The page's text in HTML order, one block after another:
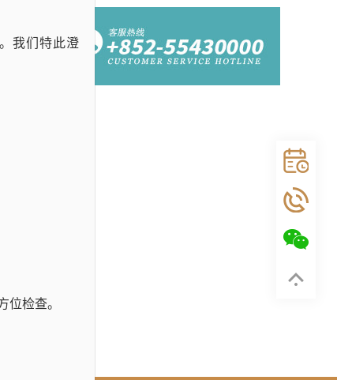
我们特此澄
位检查。